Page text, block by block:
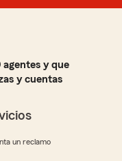
agentes y que
y cuentas
un reclamo